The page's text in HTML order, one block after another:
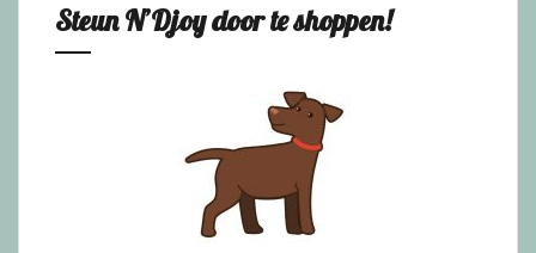
Steun N’Djoy door te shoppen!